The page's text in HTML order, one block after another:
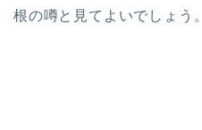
根の噂と見てよいでしょう。